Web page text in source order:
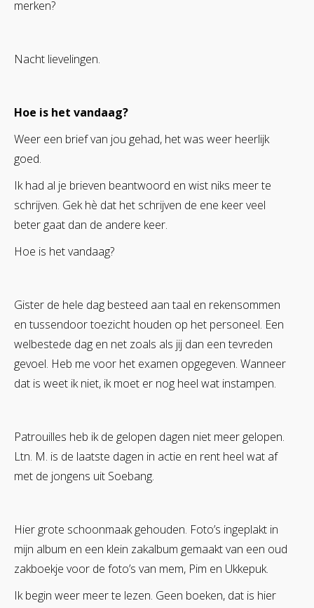
merken?
Nacht lievelingen.
Hoe is het vandaag?
Weer een brief van jou gehad, het was weer heerlijk
goed.
Ik had al je brieven beantwoord en wist niks meer te
schrijven. Gek hè dat het schrijven de ene keer veel
beter gaat dan de andere keer.
Hoe is het vandaag?
Gister de hele dag besteed aan taal en rekensommen
en tussendoor toezicht houden op het personeel. Een
welbestede dag en net zoals als jij dan een tevreden
gevoel. Heb me voor het examen opgegeven. Wanneer
dat is weet ik niet, ik moet er nog heel wat instampen.
Patrouilles heb ik de gelopen dagen niet meer gelopen.
Ltn. M. is de laatste dagen in actie en rent heel wat af
met de jongens uit Soebang.
Hier grote schoonmaak gehouden. Foto’s ingeplakt in
mijn album en een klein zakalbum gemaakt van een oud
zakboekje voor de foto’s van mem, Pim en Ukkepuk.
Ik begin weer meer te lezen. Geen boeken, dat is hier